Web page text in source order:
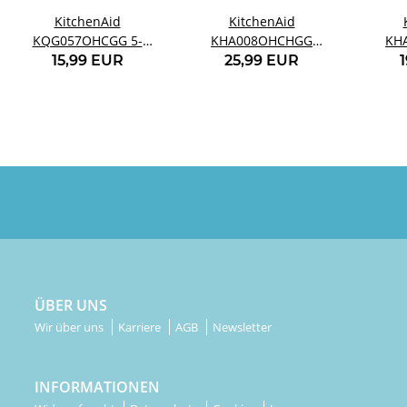
KitchenAid
KQG057OHCGG 5-
teiliges Messlöffel-Set
15,99 EUR
KitchenAid
KHA008OHCHGG
Kartoffelstampfer
25,99 EUR
ÜBER UNS
Wir über uns Karriere AGB Newsletter
INFORMATIONEN